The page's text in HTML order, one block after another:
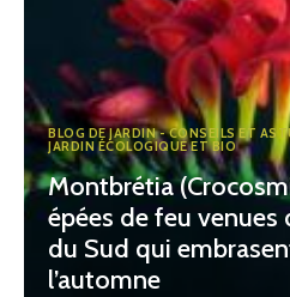
BLOG DE JARDIN - CONSEILS ET
JARDIN ÉCOLOGIQUE ET BIO
Montbrétia
épées de feu venues
du Sud qui
l’automne